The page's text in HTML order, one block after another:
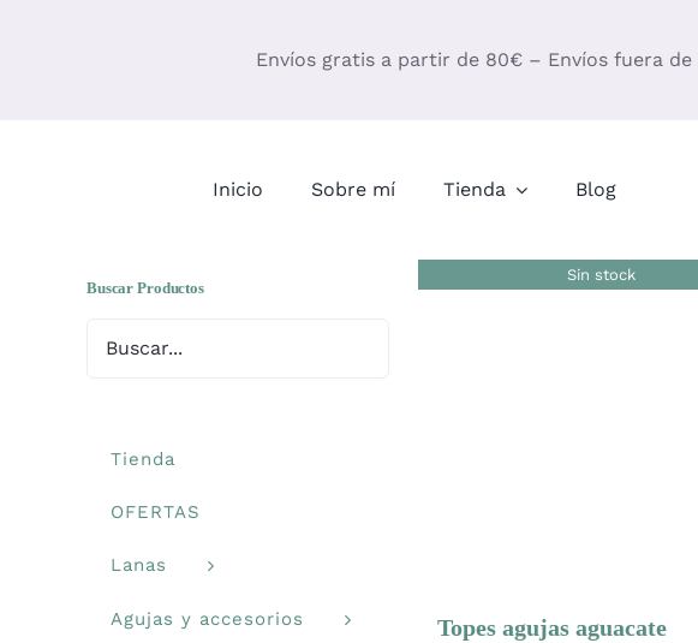
Envíos gratis a partir de 80€ – Envíos fuera de
Inicio Sobre mí Tienda Blog
Sin stock
Topes agujas aguacate
Buscar Productos
Tienda
OFERTAS
Lanas
Agujas y accesorios